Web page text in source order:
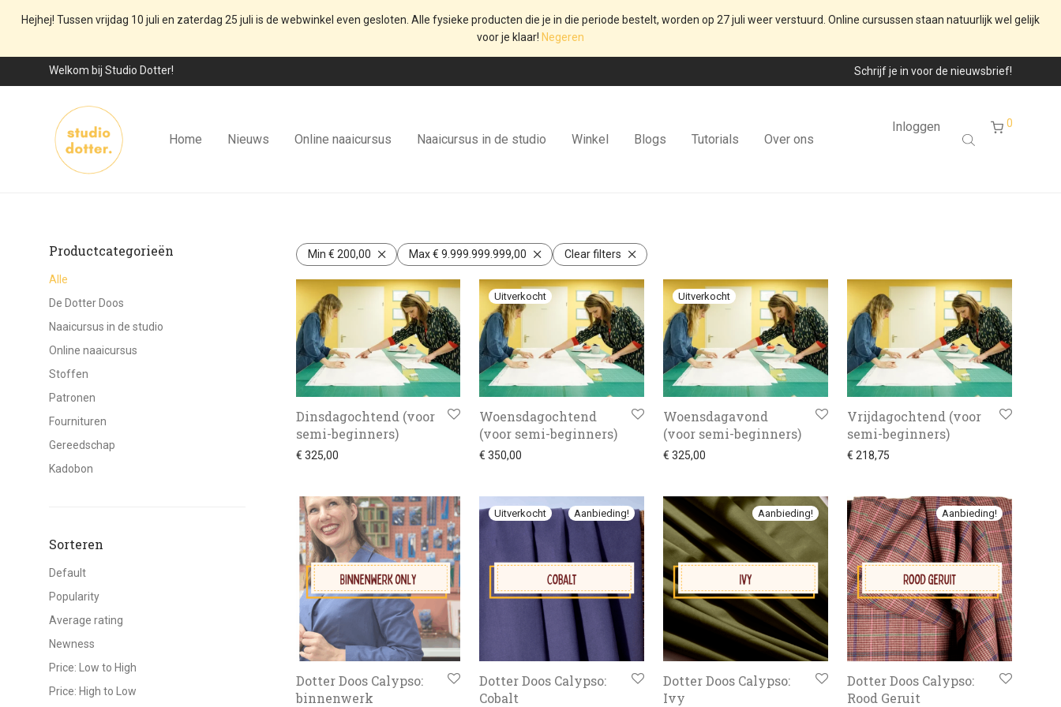
Hejhej! Tussen vrijdag 10 juli en zaterdag 25 juli is de webwinkel even gesloten. Alle fysieke producten die je in die periode bestelt, worden op 27 juli weer verstuurd. Online cursussen staan natuurlijk wel gelijk
voor je klaar! Negeren
Welkom bij Studio Dotter! Schrijf je in voor de nieuwsbrief!
Home Nieuws Online naaicursus Naaicursus in de studio Winkel Blogs Tutorials Over ons
Inloggen 0
Productcategorieën
Alle
De Dotter Doos
Naaicursus in de studio
Online naaicursus
Stoffen
Patronen
Fournituren
Gereedschap
Kadobon
Sorteren
Default
Popularity
Average rating
Newness
Price: Low to High
Price: High to Low
Min € 200,00 Max€ 9.999.999.999,00 Clear filters
Dinsdagochtend (voor
semi-beginners)
€ 325,00
Woensdagochtend
(voor semi-beginners)
€ 350,00
Woensdagavond
(voor semi-beginners)
€ 325,00
Vrijdagochtend (voor
semi-beginners)
€ 218,75
Dotter Doos Calypso:
binnenwerk
Aanbieding!
Dotter Doos Calypso:
Cobalt
Aanbieding!
Dotter Doos Calypso:
Ivy
Aanbieding!
Dotter Doos Calypso:
Rood Geruit